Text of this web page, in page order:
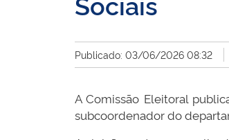
Publicado: 03/06/2026 08:32
A Comissão Eleitoral
subcoordenador do